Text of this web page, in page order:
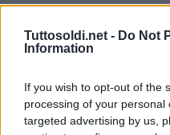
Tuttosoldi.net - Do Not
Information
If you wish to opt-out of the
processing of your
targeted advertising by us,